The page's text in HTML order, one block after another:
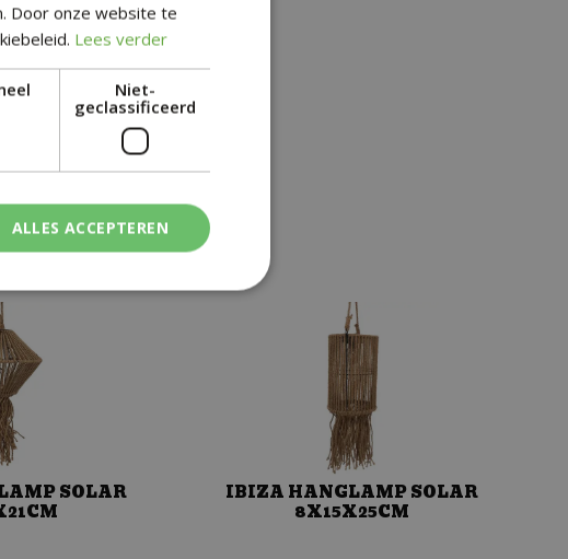
SOLAR
IBIZA HANGLAMP SOLAR
8X15X25CM
Door onze website te
Lees verder
Niet-
geclassificeerd
ALLES ACCEPTEREN